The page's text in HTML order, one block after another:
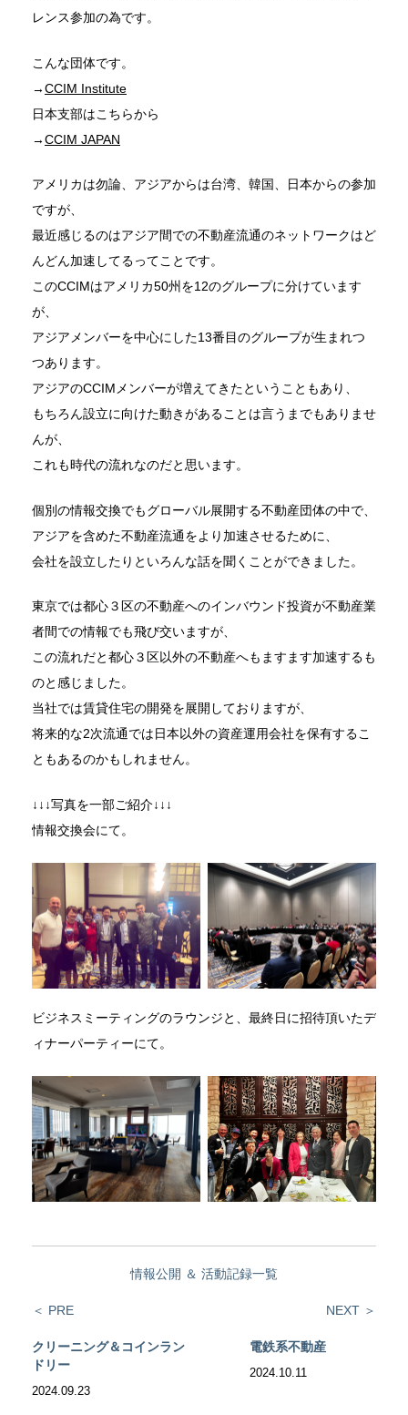
レンス参加の為です。
こんな団体です。
→CCIM Institute
日本支部はこちらから
→CCIM JAPAN
アメリカは勿論、アジアからは台湾、韓国、日本からの参加
ですが、
最近感じるのはアジア間での不動産流通のネットワークはど
んどん加速してるってことです。
このCCIMはアメリカ50州を12のグループに分けています
が、
アジアメンバーを中心にした13番目のグループが生まれつ
つあります。
アジアのCCIMメンバーが増えてきたということもあり、
もちろん設立に向けた動きがあることは言うまでもありませ
んが、
これも時代の流れなのだと思います。
個別の情報交換でもグローバル展開する不動産団体の中で、
アジアを含めた不動産流通をより加速させるために、
会社を設立したりといろんな話を聞くことができました。
東京では都心３区の不動産へのインバウンド投資が不動産業
者間での情報でも飛び交いますが、
この流れだと都心３区以外の不動産へもますます加速するも
のと感じました。
当社では賃貸住宅の開発を展開しておりますが、
将来的な2次流通では日本以外の資産運用会社を保有するこ
ともあるのかもしれません。
↓↓↓写真を一部ご紹介↓↓↓
情報交換会にて。
ビジネスミーティングのラウンジと、最終日に招待頂いたデ
ィナーパーティーにて。
＜ PRE
クリーニング＆コインラン
ドリー
2024.09.23
情報公開 ＆ 活動記録一覧
NEXT ＞
電鉄系不動産
2024.10.11